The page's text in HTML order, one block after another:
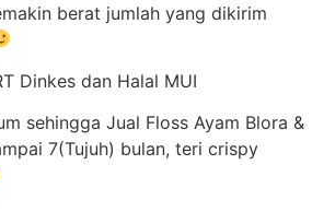
berat jumlah yang dikirim
Dinkes dan Halal MUI
sehingga Jual Floss Ayam Blora &
7(Tujuh) bulan, teri crispy